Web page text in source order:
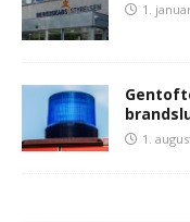
1.
1.